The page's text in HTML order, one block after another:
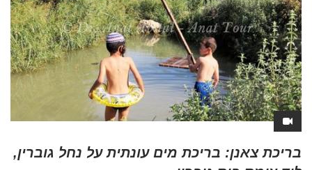
בריכת צאנן: בריכת מים עונתית על נחל גוברין,